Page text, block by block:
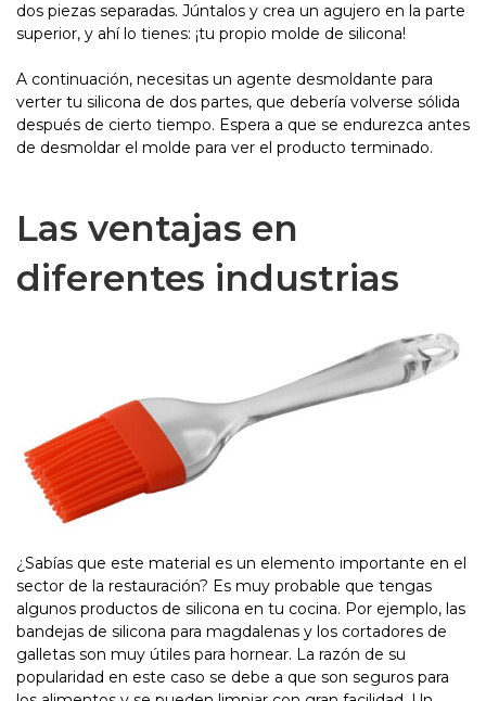
dos piezas separadas. Júntalos y crea un agujero en la parte
superior, y ahí lo tienes: ¡tu propio molde de silicona!
A continuación, necesitas un agente desmoldante para
verter tu silicona de dos partes, que debería volverse sólida
después de cierto tiempo. Espera a que se endurezca antes
de desmoldar el molde para ver el producto terminado.
Las ventajas en
diferentes industrias
¿Sabías que este material es un elemento importante en el
sector de la restauración? Es muy probable que tengas
algunos productos de silicona en tu cocina. Por ejemplo, las
bandejas de silicona para magdalenas y los cortadores de
galletas son muy útiles para hornear. La razón de su
popularidad en este caso se debe a que son seguros para